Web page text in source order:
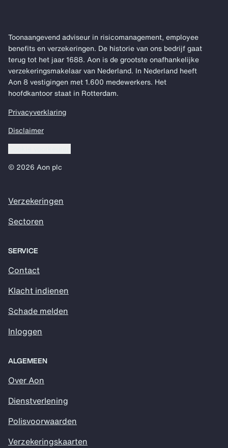
Toonaangevend adviseur in risicomanagement, employee
benefits en verzekeringen. De historie van ons bedrijf gaat
terug tot het jaar 1688. Aon is de grootste onafhankelijke
verzekeringsmakelaar van Nederland. In Nederland heeft
Aon 8 vestigingen met 1.600 medewerkers. Het
hoofdkantoor staat in Rotterdam.
Privacyverklaring
Disclaimer
© 2026 Aon plc
Verzekeringen
Sectoren
SERVICE
Contact
Klacht indienen
Schade melden
Inloggen
ALGEMEEN
Over Aon
Dienstverlening
Polisvoorwaarden
Verzekeringskaarten